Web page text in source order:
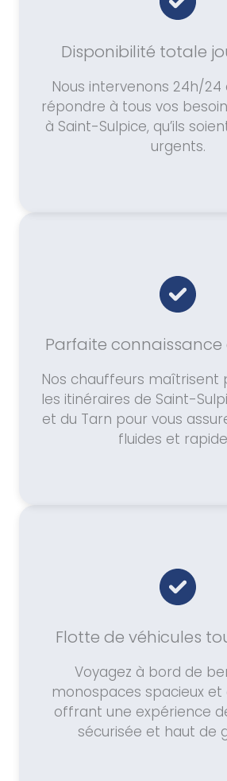
Disponibilité totale
Nous intervenons 24h/
répondre à tous vos
à Saint-Sulpice, qu’ils
urgents.
Parfaite
Nos chauffeurs
les itinéraires de Saint-
et du Tarn pour vous
fluides et
Flotte de véhicules
Voyagez à bord de
monospaces spacieux
offrant une expérience
sécurisée et haut de